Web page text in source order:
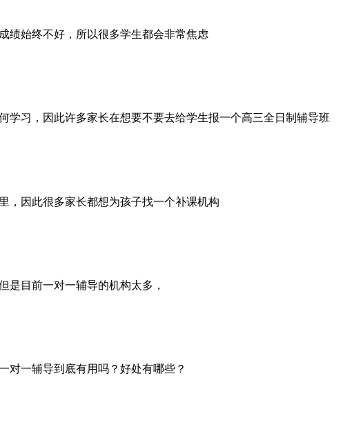
绩始终不好，所以很多学生都会非常焦虑
习，因此许多家长在想要不要去给学生报一个高三全日制辅导班
，因此很多家长都想为孩子找一个补课机构
是目前一对一辅导的机构太多，
对一辅导到底有用吗？好处有哪些？